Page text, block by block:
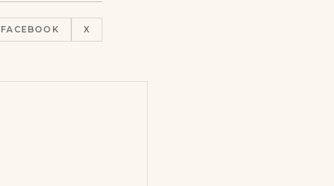
FACEBOOK X